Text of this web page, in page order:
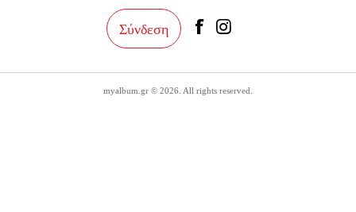
Σύνδεση facebook
myalbum.gr © 2026. All rights reserved.